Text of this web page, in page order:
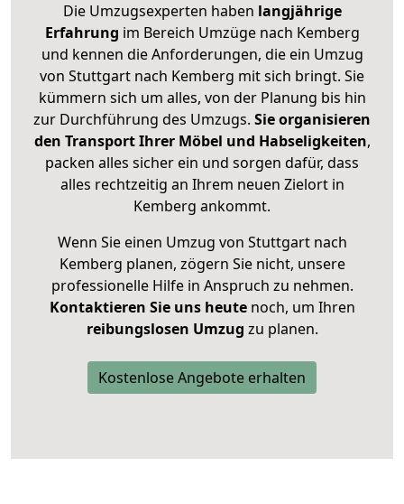
Die Umzugsexperten haben langjährige
Erfahrung im Bereich Umzüge nach Kemberg
und kennen die Anforderungen, die ein Umzug
von Stuttgart nach Kemberg mit sich bringt. Sie
kümmern sich um alles, von der Planung bis hin
zur Durchführung des Umzugs. Sie organisieren
den Transport Ihrer Möbel und Habseligkeiten,
packen alles sicher ein und sorgen dafür, dass
alles rechtzeitig an Ihrem neuen Zielort in
Kemberg ankommt.
Wenn Sie einen Umzug von Stuttgart nach
Kemberg planen, zögern Sie nicht, unsere
professionelle Hilfe in Anspruch zu nehmen.
Kontaktieren Sie uns heutenoch, um Ihren
reibungslosen Umzug zu planen.
Kostenlose Angebote erhalten